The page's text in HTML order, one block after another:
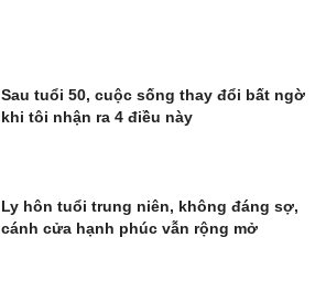
Sau tuổi 50, cuộc sống thay đổi bất ngờ
khi tôi nhận ra 4 điều này
Ly hôn tuổi trung niên, không đáng sợ,
cánh cửa hạnh phúc vẫn rộng mở